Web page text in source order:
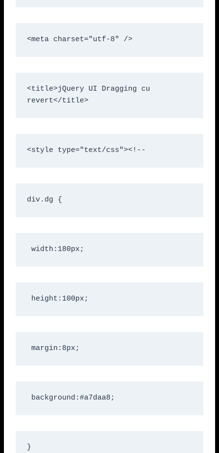
<meta charset="utf-8" />
<title>jQuery UI Dragging cu
revert</title>
<style type="text/css"><!--
div.dg {
width:180px;
height:100px;
margin:8px;
background:#a7daa8;
}